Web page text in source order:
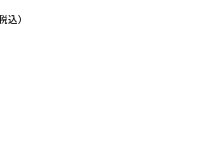
込）